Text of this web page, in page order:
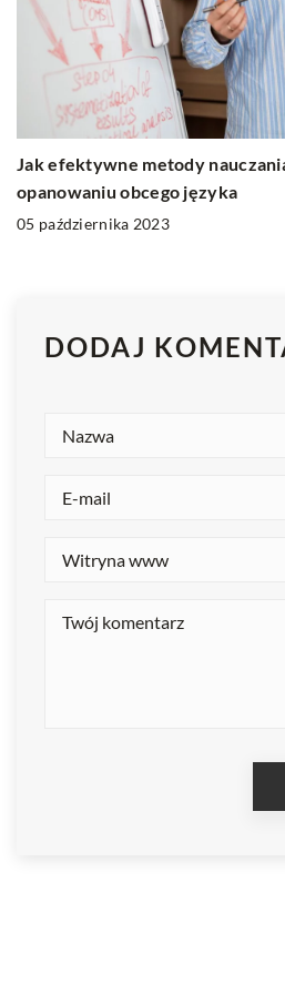
Jak efektywne metody
opanowaniu obcego języka
05 października 2023
DODAJ